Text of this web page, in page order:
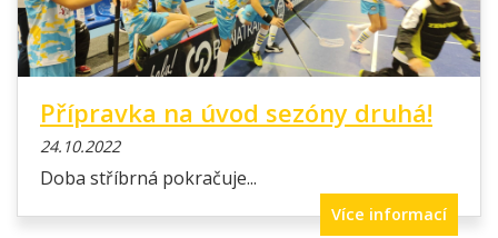
Přípravka na úvod sezóny druhá!
24.10.2022
Doba stříbrná pokračuje...
Více informací